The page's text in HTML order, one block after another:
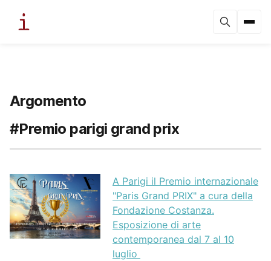
Argomento
#Premio parigi grand prix
A Parigi il Premio internazionale
"Paris Grand PRIX" a cura della
Fondazione Costanza.
Esposizione di arte
contemporanea dal 7 al 10
luglio